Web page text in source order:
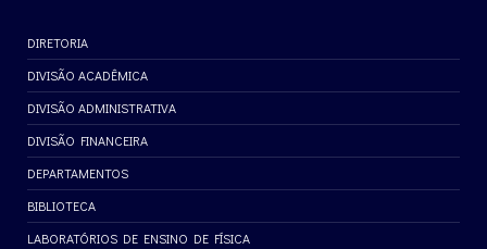
DIRETORIA
DIVISÃO ACADÊMICA
DIVISÃO ADMINISTRATIVA
DIVISÃO FINANCEIRA
DEPARTAMENTOS
BIBLIOTECA
LABORATÓRIOS DE ENSINO DE FÍSICA